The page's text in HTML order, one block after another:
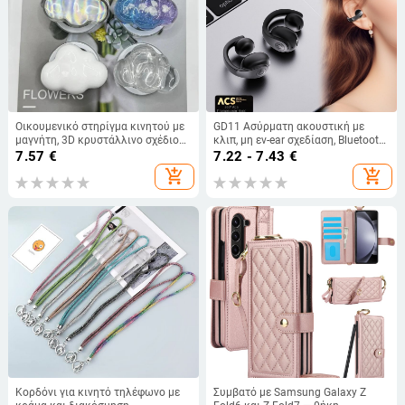
Οικουμενικό στηρίγμα κινητού με
μαγνήτη, 3D κρυστάλλινο σχέδιο
συννεφιάς, με αποσπώμενο κλιπ,
7.57 €
add_shopping_cart
GD11 Ασύρματη ακουστική με
κλιπ, μη εν-ear σχεδίαση, Bluetooth
5.4, IPX6, αυτονομία μπαταρίας 4–
7.22 - 7.43 €
add_shopping_cart
Κορδόνι για κινητό τηλέφωνο με
Συμβατό με Samsung Galaxy Z